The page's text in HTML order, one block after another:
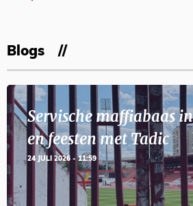
Blogs
Servische maffiabaas
en feesten met Tadic
24 JULI 2026 - 11:59